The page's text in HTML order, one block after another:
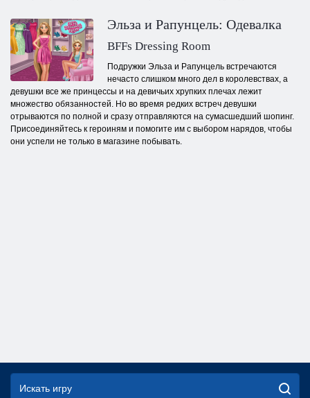
Эльза и Рапунцель: Одевалка
BFFs Dressing Room
Подружки Эльза и Рапунцель встречаются
нечасто слишком много дел в королевствах, а
девушки все же принцессы и на девичьих хрупких плечах лежит
множество обязанностей. Но во время редких встреч девушки
отрываются по полной и сразу отправляются на сумасшедший шопинг.
Присоединяйтесь к героиням и помогите им с выбором нарядов, чтобы
они успели не только в магазине побывать.